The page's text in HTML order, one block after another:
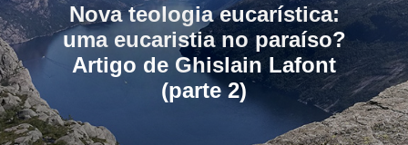
Nova teologia eucarística:
uma eucaristia no paraíso?
Artigo de Ghislain Lafont
(parte 2)